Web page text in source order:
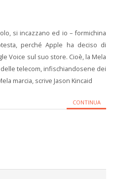
si incazzano ed io – formichina
perché Apple ha deciso di
Voice sul suo store. Cioè, la Mela
telecom, infischiandosene dei
marcia, scrive Jason Kincaid
CONTINUA